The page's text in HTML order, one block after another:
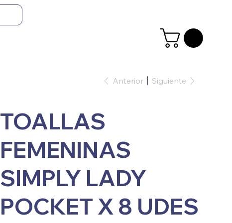
Anterior Siguiente
TOALLAS
FEMENINAS
SIMPLY LADY
POCKET X 8 UDES